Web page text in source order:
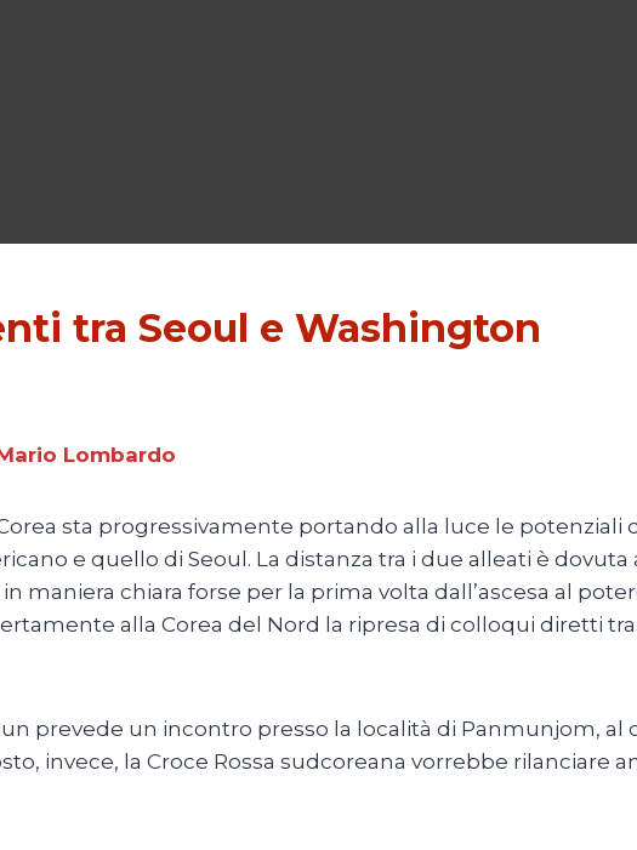
tra Seoul e Washington
Lombardo
sta progressivamente portando alla luce le potenziali
e quello di Seoul. La distanza tra i due alleati è
maniera chiara forse per la prima volta dall’ascesa al
alla Corea del Nord la ripresa di colloqui diretti
prevede un incontro presso la località di Panmunjom, al
invece, la Croce Rossa sudcoreana vorrebbe rilanciare